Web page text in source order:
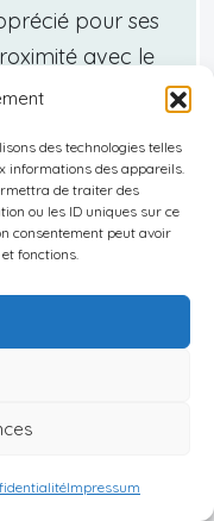
des technologies telles
informations des appareils.
de traiter des
ou les ID uniques sur ce
consentement peut avoir
fonctions.
Impressum
pour ses
avec le
options plus
à Vaduz et à
la culture
connu pour
médiévales de
y sont bien